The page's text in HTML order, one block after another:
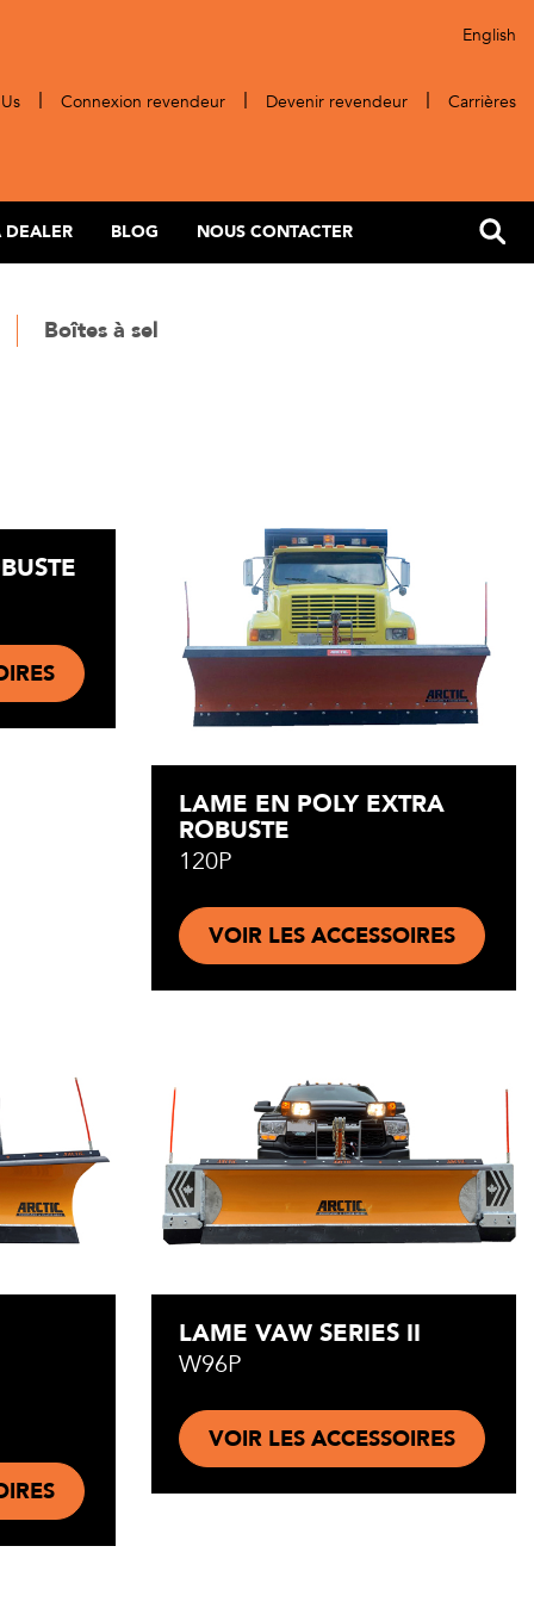
navigation
Connexion revendeur Devenir revendeur Carrières
English
DEALER BLOG NOUS CONTACTER
Boîtes à sel
LAME EN POLY EXTRA
ROBUSTE
120P
VOIR LES ACCESSOIRES
LAME VAW SERIES II
W96P
VOIR LES ACCESSOIRES